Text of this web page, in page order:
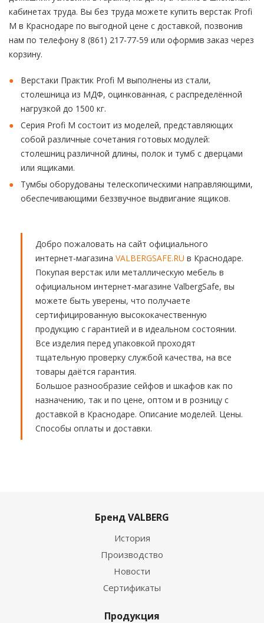
кабинетах труда. Вы без труда можете купить верстак Profi
M в Краснодаре по выгодной цене с доставкой, позвонив
нам по телефону 8 (861) 217-77-59 или оформив заказ через
корзину.
Верстаки Практик Profi M выполнены из стали,
столешница из МДФ, оцинкованная, с распределённой
нагрузкой до 1500 кг.
Серия Profi M состоит из моделей, представляющих
собой различные сочетания готовых модулей:
столешниц различной длины, полок и тумб с дверцами
или ящиками.
Тумбы оборудованы телескопическими направляющими,
обеспечивающими беззвучное выдвигание ящиков.
Добро пожаловать на сайт официального
интернет-магазина VALBERGSAFE.RU в Краснодаре.
Покупая верстак или металлическую мебель в
официальном интернет-магазине ValbergSafe, вы
можете быть уверены, что получаете
сертифицированную высококачественную
продукцию с гарантией и в идеальном состоянии.
Все изделия перед упаковкой проходят
тщательную проверку службой качества, на все
товары даётся гарантия.
Большое разнообразие сейфов и шкафов как по
назначению, так и по цене, оптом и в розницу с
доставкой в Краснодаре. Описание моделей. Цены.
Способы оплаты и доставки.
Бренд VALBERG
История
Производство
Новости
Сертификаты
Продукция